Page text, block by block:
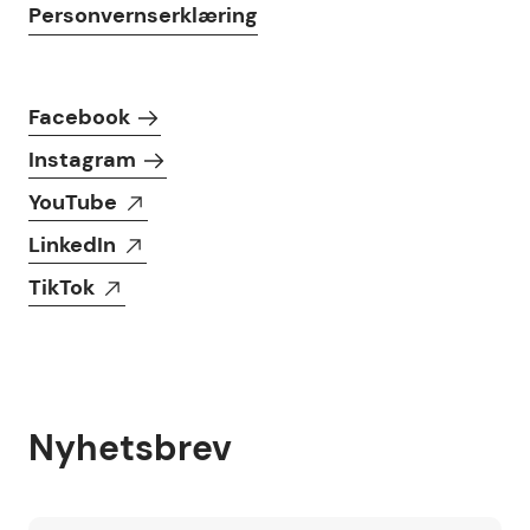
Personvernserklæring
Følg oss i sosiale medier
Facebook
Instagram
YouTube
LinkedIn
TikTok
Nyhetsbrev